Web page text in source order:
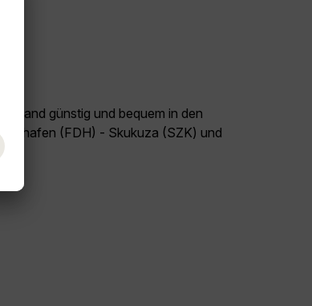
günstig und bequem in den
(FDH) - Skukuza (SZK) und